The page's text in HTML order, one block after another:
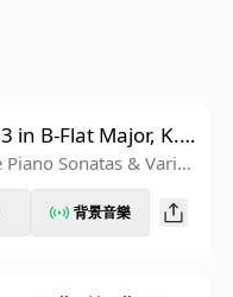
in B-Flat Major, K. 3
Sonatas & Variati
背景音樂